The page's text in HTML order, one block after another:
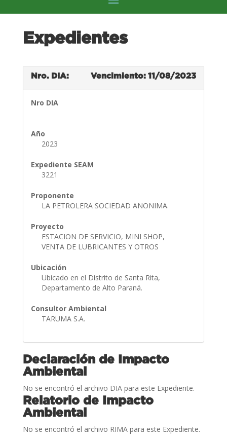
Expedientes
Nro. DIA: Vencimiento: 11/08/2023
Nro DIA
Año
2023
Expediente SEAM
3221
Proponente
LA PETROLERA SOCIEDAD ANONIMA.
Proyecto
ESTACION DE SERVICIO, MINI SHOP,
VENTA DE LUBRICANTES Y OTROS
Ubicación
Ubicado en el Distrito de Santa Rita,
Departamento de Alto Paraná.
Consultor Ambiental
TARUMA S.A.
Declaración de Impacto
Ambiental
No se encontró el archivo DIA para este Expediente.
Relatorio de Impacto
Ambiental
No se encontró el archivo RIMA para este Expediente.